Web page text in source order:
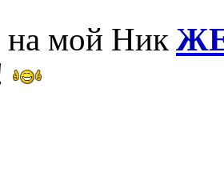
мой Ник